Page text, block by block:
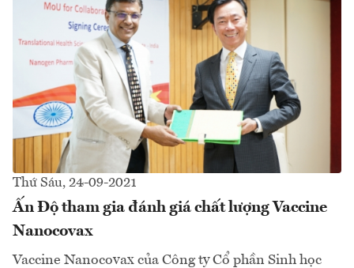
Thứ Sáu, 24-09-2021
Ấn Độ tham gia đánh giá chất lượng Vaccine
Nanocovax
Vaccine Nanocovax của Công ty Cổ phần Sinh học